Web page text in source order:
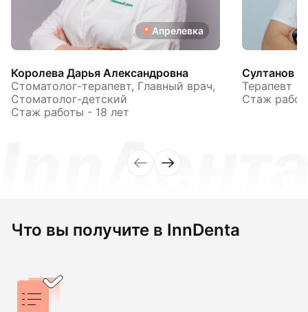
Апрелевка
Королева Дарья Александровна
Стоматолог-терапевт, Главный врач,
Стоматолог-детский
Стаж работы - 18 лет
Султанов
Терапевт
Стаж
Что вы получите в InnDenta